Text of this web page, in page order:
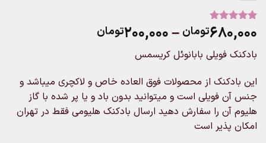
از
5 امتیاز
۶۸۰,۰۰۰تومان –۲۰۰,۰۰۰تومان
through
۶۸۰,۰۰۰تومان
بادکنک فویلی بابانوئل کریسمس
این بادکنک از محصولات فوق العاده خاص و لاکچری میباشد و
جنس آن فویلی است و میتوانید بدون باد و یا پر شده با گاز
هلیوم آن را سفارش دهید ارسال بادکنک هلیومی فقط در تهران
امکان پذیر است